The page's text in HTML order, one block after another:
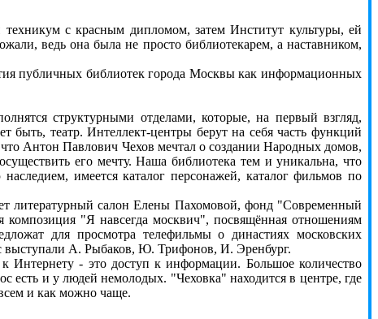
с красным дипломом, затем Институт культуры, ей
ведь она была не просто библиотекарем, а наставником,
публичных библиотек города Москвы как информационных
структурными отделами, которые, на первый взгляд,
быть, театр. Интеллект-центры берут на себя часть функций
Антон Павлович Чехов мечтал о создании Народных домов,
его мечту. Наша библиотека тем и уникальна, что
имеется каталог персонажей, каталог фильмов по
литературный салон Елены Пахомовой, фонд "Современный
композиция "Я навсегда москвич", посвящённая отношениям
для просмотра телефильмы о династиях московских
выступали А. Рыбаков, Ю. Трифонов, И. Эренбург.
- это доступ к информации. Большое количество
есть и у людей немолодых. "Чеховка" находится в центре, где
и как можно чаще.